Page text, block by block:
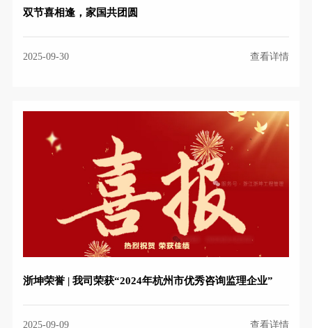
双节喜相逢，家国共团圆
2025-09-30 查看详情
浙坤荣誉 | 我司荣获“2024年杭州市优秀咨询监理企业”
2025-09-09 查看详情